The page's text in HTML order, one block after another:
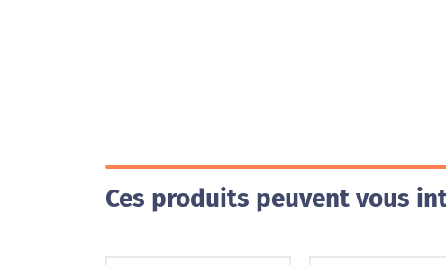
Ces produits peuvent vous